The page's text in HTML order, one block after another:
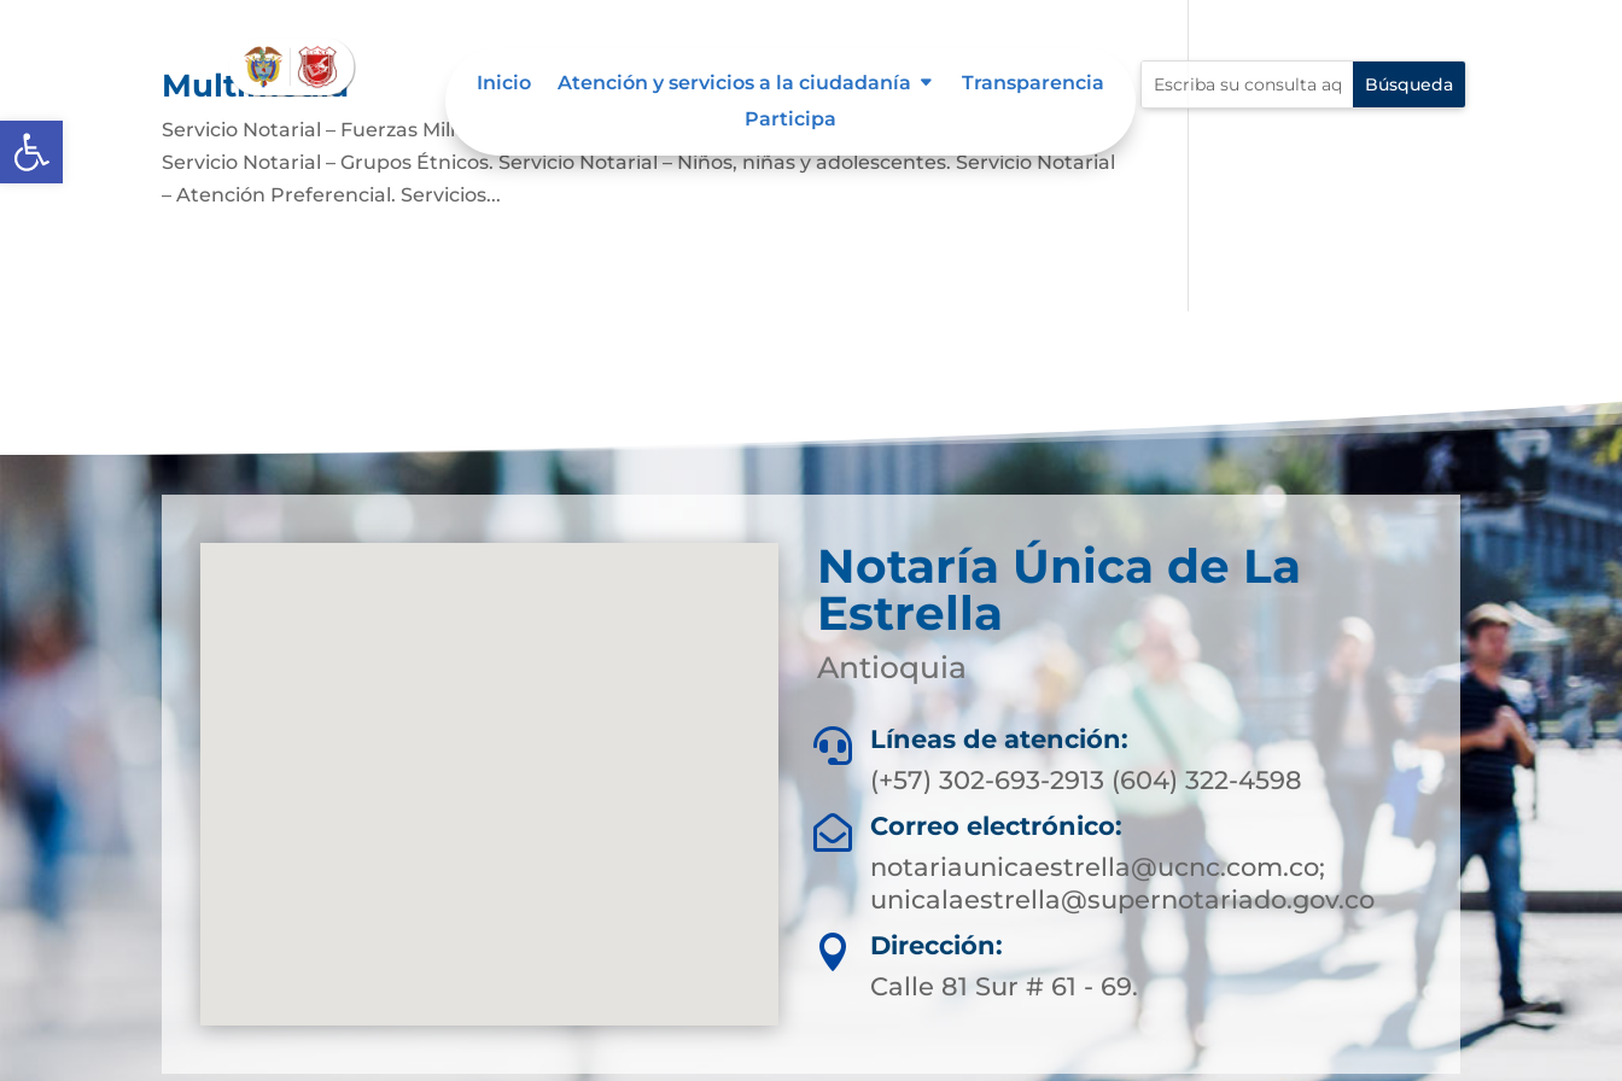
Abrir barra de herramientas
Inicio Atención y servicios a la ciudadanía
Transparencia
Participa
Multimedia
Servicio Notarial – Fuerzas Militares. Servicio Notarial – Personas en Situación de Discapacidad.
Servicio Notarial – Grupos Étnicos. Servicio Notarial – Niños, niñas y adolescentes. Servicio Notarial
– Atención Preferencial. Servicios...
Notaría Única de La
Estrella
Antioquia

Líneas de atención:
(+57) 302-693-2913 (604) 322-4598

Correo electrónico:
notariaunicaestrella@ucnc.com.co;
unicalaestrella@supernotariado.gov.co

Dirección:
Calle 81 Sur # 61 - 69.